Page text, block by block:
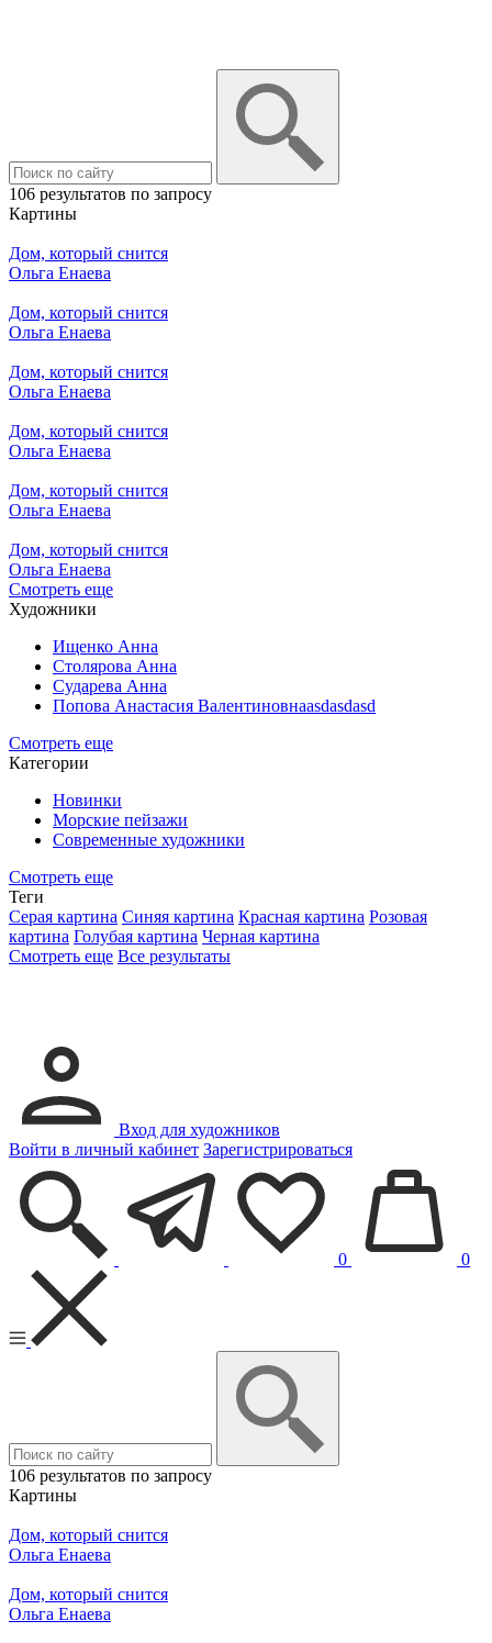
106 результатов по запросу
Картины
Дом, который снится
Ольга Енаева
Дом, который снится
Ольга Енаева
Дом, который снится
Ольга Енаева
Дом, который снится
Ольга Енаева
Дом, который снится
Ольга Енаева
Дом, который снится
Ольга Енаева
Смотреть еще
Художники
Ищенко Анна
Столярова Анна
Сударева Анна
Попова Анастасия Валентиновнаasdasdasd
Смотреть еще
Категории
Новинки
Морские пейзажи
Современные художники
Смотреть еще
Теги
Серая картина Синяя картина Красная картина Розовая
картина Голубая картина Черная картина
Смотреть еще Все результаты
Вход для художников
Войти в личный кабинет Зарегистрироваться
0 0
106 результатов по запросу
Картины
Дом, который снится
Ольга Енаева
Дом, который снится
Ольга Енаева